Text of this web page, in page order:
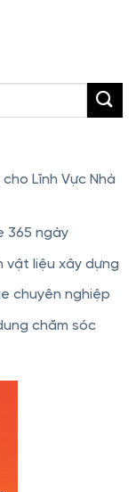
Lĩnh Vực Nhà
365 ngày
vật liệu xây dựng
chuyên nghiệp
chăm sóc